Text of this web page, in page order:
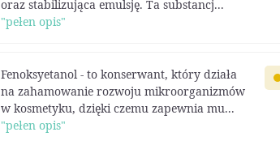
oraz stabilizująca emulsję. Ta substancj...
"pełen opis"
Fenoksyetanol - to konserwant, który działa
na zahamowanie rozwoju mikroorganizmów
w kosmetyku, dzięki czemu zapewnia mu...
"pełen opis"